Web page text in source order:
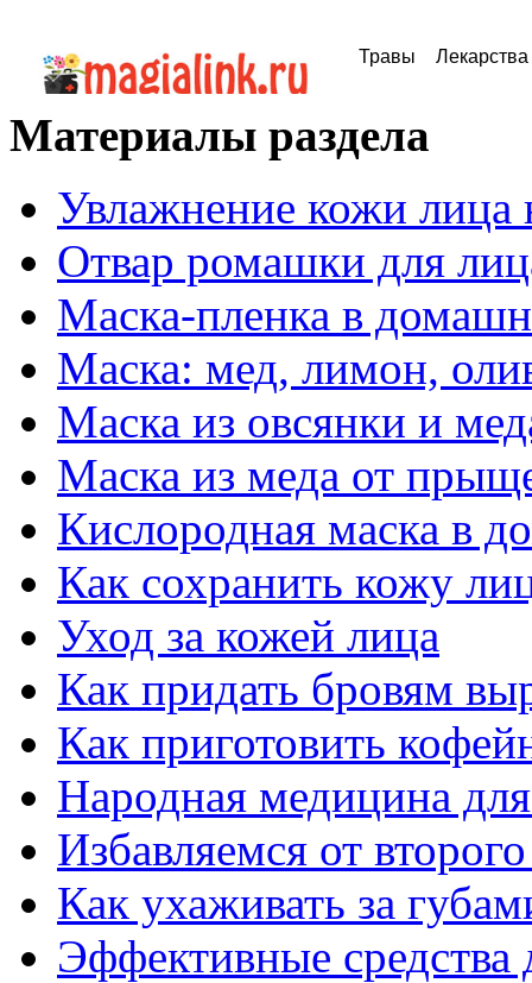
Травы Лекарства
Материалы раздела
Увлажнение кожи лица
Отвар ромашки для
Маска-пленка в
Маска: мед, лимон,
Маска из овсянки и
Маска из меда от
Кислородная маска в
Как сохранить кожу
Уход за кожей лица
Как придать бровям
Как приготовить
Народная медицина
Избавляемся от
Как ухаживать за
Эффективные средства